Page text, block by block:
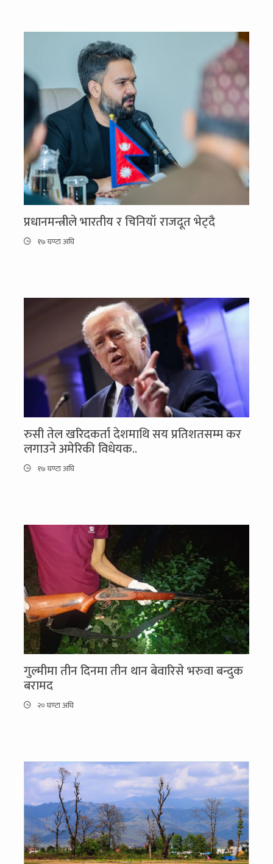
प्रधानमन्त्रीले भारतीय र चिनियाँ राजदूत भेट्दै
१७ घण्टा अघि
रुसी तेल खरिदकर्ता देशमाथि सय प्रतिशतसम्म कर
लगाउने अमेरिकी विधेयक..
१७ घण्टा अघि
गुल्मीमा तीन दिनमा तीन थान बेवारिसे भरुवा बन्दुक
बरामद
२० घण्टा अघि